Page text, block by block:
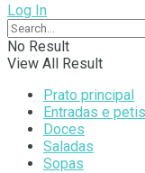
Log In
No Result
View All Result
Prato principal
Entradas e
Doces
Saladas
Sopas